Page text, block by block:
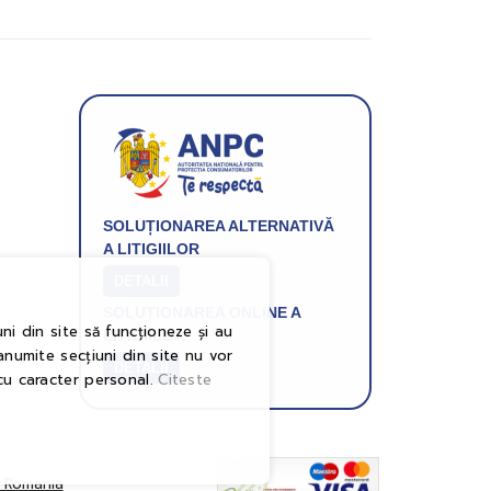
SOLUȚIONAREA ALTERNATIVĂ
A LITIGIILOR
SOLUȚIONAREA ONLINE A
LITIGIILOR
din site să funcționeze și au
secțiuni din site nu vor
caracter personal.Citeste